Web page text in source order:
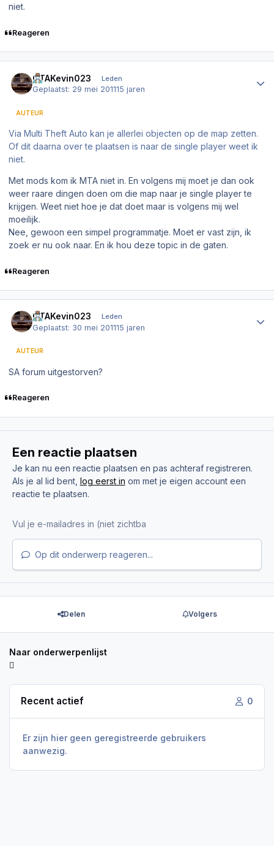
niet.
Reageren
GTAKevin023 Leden
Geplaatst: 29 mei 201115 jaren
AUTEUR
Via Multi Theft Auto kan je allerlei objecten op de map zetten.
Of dit daarna over te plaatsen is naar de single player weet ik
niet.
Met mods kom ik MTA niet in. En volgens mij moet je dan ook
weer raare dingen doen om die map naar je single player te
krijgen. Weet niet hoe je dat doet maar is volgens mij wel
moeilijk.
Nee, gewoon een simpel programmatje. Moet er vast zijn, ik
zoek er nu ook naar. En ik hou deze topic in de gaten.
Reageren
GTAKevin023 Leden
Geplaatst: 30 mei 201115 jaren
AUTEUR
SA forum uitgestorven?
Reageren
Een reactie plaatsen
Je kan nu een reactie plaatsen en pas achteraf registreren.
Als je al lid bent, log eerst in om met je eigen account een
reactie te plaatsen.
Op dit onderwerp reageren...
Delen Volgers
Naar onderwerpenlijst
Recent actief 0
Er zijn hier geen geregistreerde gebruikers
aanwezig.